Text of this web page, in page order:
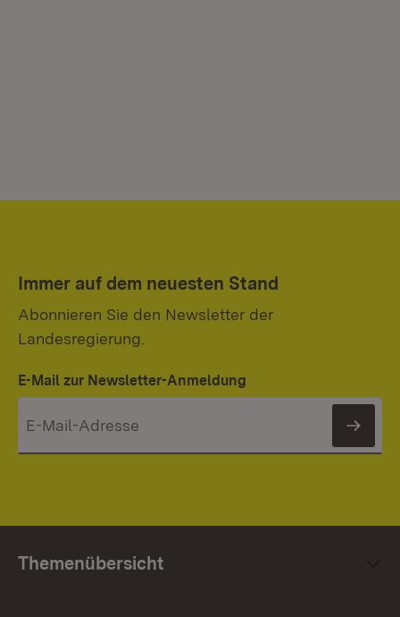
Immer auf dem neuesten Stand
Abonnieren Sie den Newsletter der
Landesregierung.
E-Mail zur Newsletter-Anmeldung
Themenübersicht